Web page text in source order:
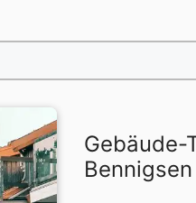
Gebäude-
Bennigsen